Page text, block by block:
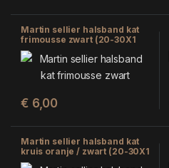
Martin sellier halsband kat
frimousse zwart (20-30X1
CM)
€ 6,00
Martin sellier halsband kat
kruis oranje / zwart (20-30X1
CM)